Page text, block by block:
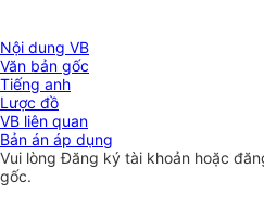
Nội dung VB
Văn bản gốc
Tiếng anh
Lược đồ
VB liên quan
Bản án áp dụng
Vui lòngĐăng ký tài khoản hoặc
gốc.